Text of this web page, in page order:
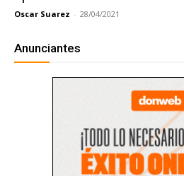
Oscar Suarez - 28/04/2021
Anunciantes